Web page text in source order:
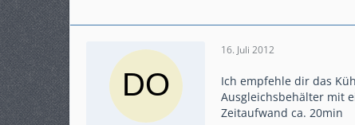
16. Juli 2012
Ich empfehle dir das
Ausgleichsbehälter mit
Zeitaufwand ca. 20min